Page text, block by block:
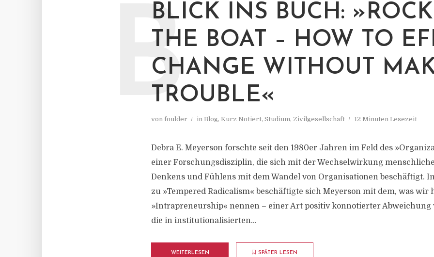
BLICK INS BUCH:
THE BOAT – HOW TO
CHANGE WITHOUT
TROUBLE«
von foulder in Blog, Kurz Notiert, Studium, Zivilgesellschaft 12 Minuten Lesezeit
B
Debra E. Meyerson forschte seit den 1980er Jahren im Feld des
einer Forschungsdisziplin, die sich mit der Wechselwirkung
Denkens und Fühlens mit dem Wandel von Organisationen beschäftigt.
zu »Tempered Radicalism« beschäftigte sich Meyerson mit dem, was wir
»Intrapreneurship« nennen – einer Art positiv konnotierter Abweichung
die in institutionalisierten...
WEITERLESEN SPÄTER LESEN